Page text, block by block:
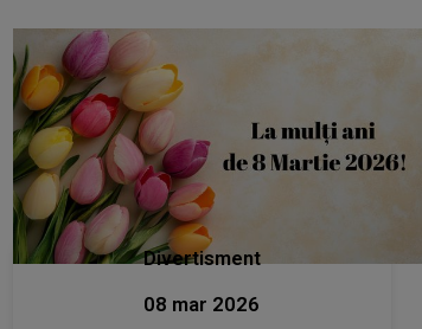
Divertisment
08 mar 2026